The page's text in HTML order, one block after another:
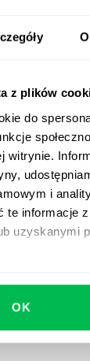
z plików
do
witrynie.
i
te informacje
uzyskanymi
OK
pomogą
nieformalne,
może
które
nie ma wśród